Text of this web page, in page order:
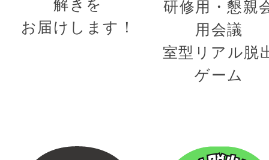
解きを
お届けします！
研修用・懇親
用会議
室型リアル脱
ゲーム